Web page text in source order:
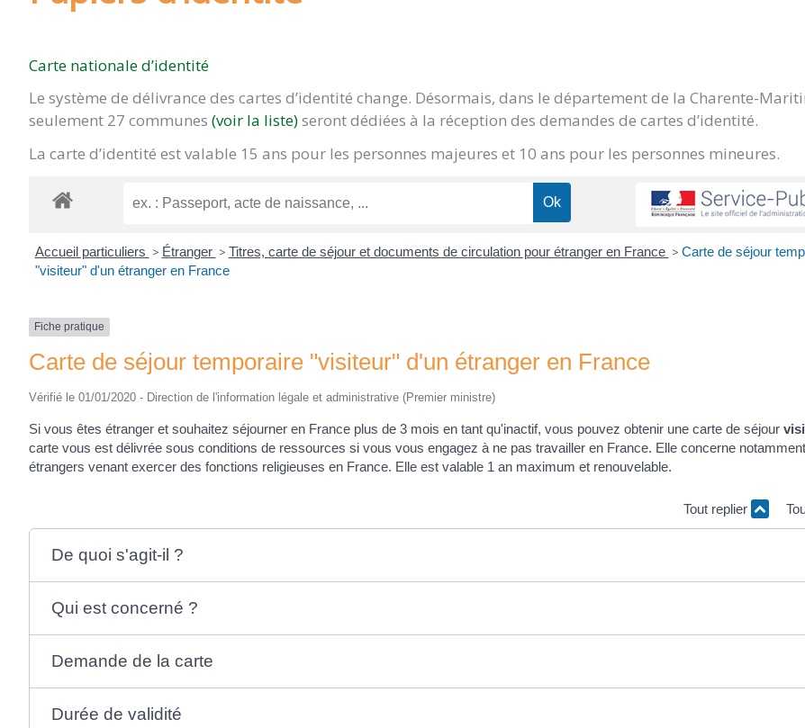
Carte nationale d’identité
Le système de délivrance des cartes d’identité change. Désormais, dans le département de la Charente-
seulement 27 communes (voir la liste)seront dédiées à la réception des demandes de cartes d’identité.
La carte d’identité est valable 15 ans pour les personnes majeures et 10 ans pour les personnes mineures.
Accueil particuliers > Étranger > Titres, carte de séjour et documents de circulation pour étranger en France > Carte de séjour
"visiteur" d'un étranger en France
Fiche pratique
Carte de séjour temporaire "visiteur" d'un étranger en France
Vérifié le 01/01/2020 - Direction de l'information légale et administrative (Premier ministre)
Si vous êtes étranger et souhaitez séjourner en France plus de 3 mois en tant qu'inactif, vous pouvez obtenir une carte de séjour
carte vous est délivrée sous conditions de ressources si vous vous engagez à ne pas travailler en France. Elle concerne
étrangers venant exercer des fonctions religieuses en France. Elle est valable 1 an maximum et renouvelable.
Tout replier
De quoi s'agit-il ?
Qui est concerné ?
Demande de la carte
Durée de validité